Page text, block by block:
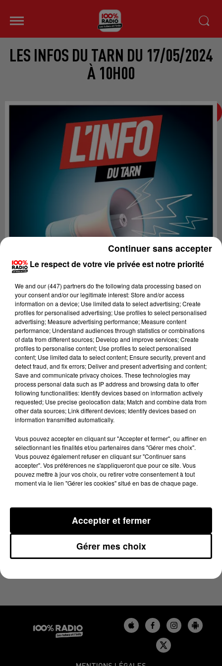
LES INFOS DU TARN DU 17/05/2024
À 10H00
Lecture (2 min 22 sec)
100%
17 mai 2024 - 2 min 22 sec
LES INFOS DU TARN DU 17/05/2024 À 10H00
Le respect de votre vie privée est notre priorité
We and our (447) partnersdo the following data processing based on
your consent and/or our legitimate interest: Store and/or access
information on a device; Use limited data to select advertising; Create
profiles for personalised advertising; Use profiles to select personalised
advertising; Measure advertising performance; Measure content
performance; Understand audiences through statistics or combinations
of data from different sources; Develop and improve services; Create
profiles to personalise content; Use profiles to select personalised
content; Use limited data to select content; Ensure security, prevent and
detect fraud, and fix errors; Deliver and present advertising and content;
Save and communicate privacy choices. These technologies may
process personal data such as IP address and browsing data to offer
following functionalities: Identify devices based on information actively
requested; Use precise geolocation data; Match and combine data from
other data sources; Link different devices; Identify devices based on
information transmitted automatically.
Vous pouvez accepter en cliquant sur "Accepter et fermer", ou affiner en
sélectionnant les finalités et/ou partenaires dans "Gérer mes choix".
Vous pouvez également refuser en cliquant sur "Continuer sans
accepter". Vos préférences ne s'appliqueront que pour ce site. Vous
pouvez mettre à jour vos choix, ou retirer votre consentement à tout
moment via le lien "Gérer les cookies" situé en bas de chaque page.
Gérer mes choix
Accepter et fermer
Continuer sans accepter